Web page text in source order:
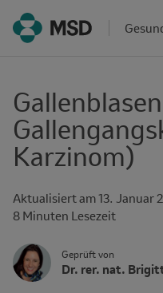
Karzinom)
Aktualisiert am13. Januar
Reading
8 Minuten Lesezeit
Geprüft von
Author's
Avatar
Name
Dr. rer. nat.